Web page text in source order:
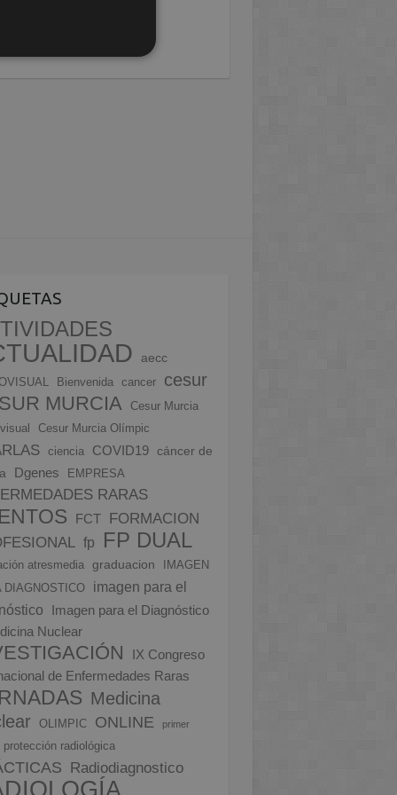
aecc
Bienvenida cancer cesur
MURCIA
Cesur Murcia
Cesur Murcia Olímpic
ciencia COVID19 cáncer de
Dgenes EMPRESA
RARAS
FCT
FORMACION
fp FP DUAL
atresmedia graduacion
IMAGEN
DIAGNOSTICO
imagen para el
Imagen para el Diagnóstico
Nuclear
IX Congreso
de Enfermedades Raras
Medicina
OLIMPIC ONLINE primer
protección radiológica
Radiodiagnostico